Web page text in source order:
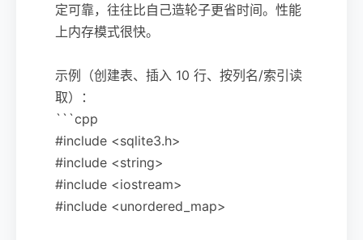
定可靠，往往比自己造轮子更省时间。性能
上内存模式很快。
示例（创建表、插入 10 行、按列名/索引读
取）：
```cpp
#include <sqlite3.h>
#include <string>
#include <iostream>
#include <unordered_map>